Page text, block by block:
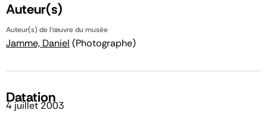
Auteur(s)
Auteur(s) de l'œuvre du musée
Jamme, Daniel (Photographe)
Datation
4 juillet 2003